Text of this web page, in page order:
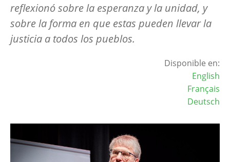
reflexionó sobre la esperanza y la unidad, y
sobre la forma en que estas pueden llevar la
justicia a todos los pueblos.
Disponible en:
English
Français
Deutsch